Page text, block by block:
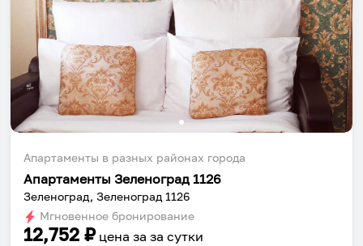
Апартаменты в разных районах города
Апартаменты Зеленоград 1126
Зеленоград, Зеленоград 1126
Мгновенное бронирование
12,752 ₽ цена за за сутки